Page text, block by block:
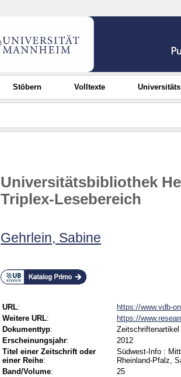
Stöbern Volltexte
Universitätsbibliothek
Triplex-Lesebereich
Gehrlein, Sabine
URL:
https://www.vdb-
Weitere URL:
https://
Dokumenttyp:
Zeitschriftenartikel
Erscheinungsjahr:
2012
Titel einer Zeitschrift oder
einer Reihe:
Südwest-Info :
Rheinland-Pfalz,
Band/Volume:
25